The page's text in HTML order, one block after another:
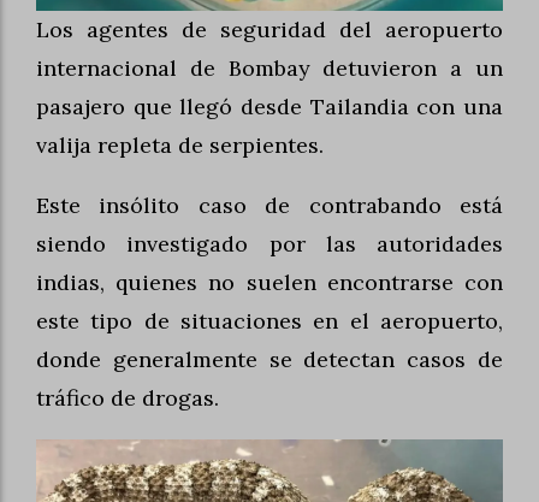
Los agentes de seguridad del aeropuerto
internacional de Bombay detuvieron a un
pasajero que llegó desde Tailandia con una
valija repleta de serpientes.
Este insólito caso de contrabando está
siendo investigado por las autoridades
indias, quienes no suelen encontrarse con
este tipo de situaciones en el aeropuerto,
donde generalmente se detectan casos de
tráfico de drogas.